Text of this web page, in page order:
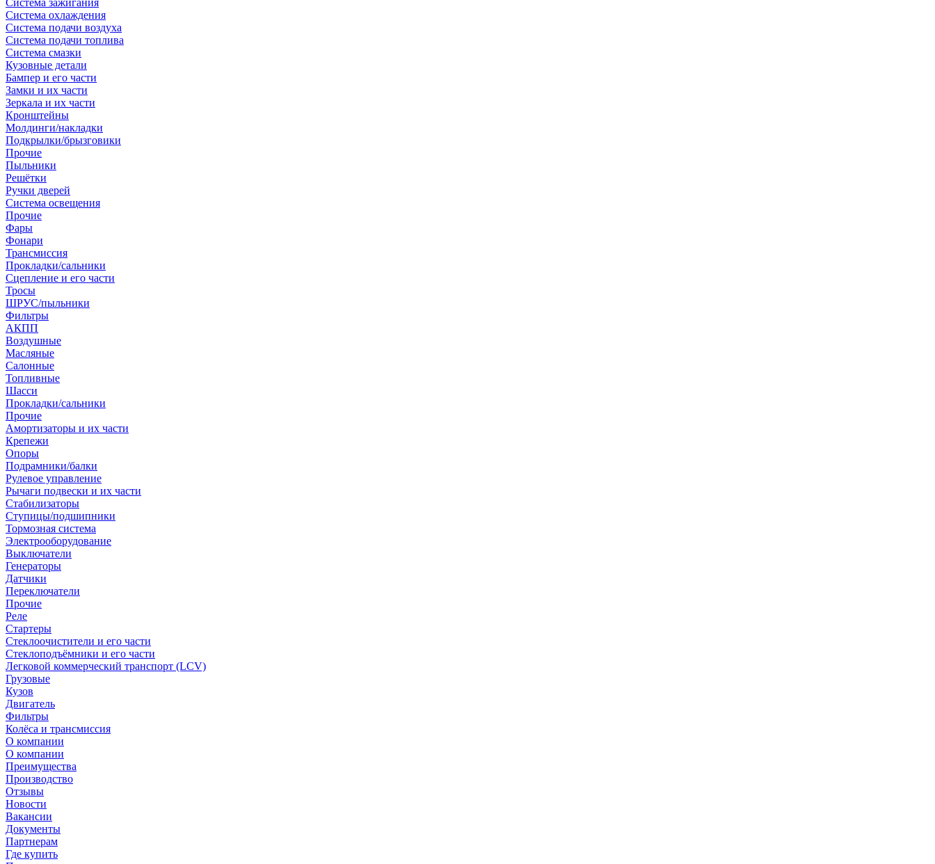
Система зажигания
Система охлаждения
Система подачи воздуха
Система подачи топлива
Система смазки
Кузовные детали
Бампер и его части
Замки и их части
Зеркала и их части
Кронштейны
Молдинги/накладки
Подкрылки/брызговики
Прочие
Пыльники
Решётки
Ручки дверей
Система освещения
Прочие
Фары
Фонари
Трансмиссия
Прокладки/сальники
Сцепление и его части
Тросы
ШРУС/пыльники
Фильтры
АКПП
Воздушные
Масляные
Салонные
Топливные
Шасси
Прокладки/сальники
Прочие
Амортизаторы и их части
Крепежи
Опоры
Подрамники/балки
Рулевое управление
Рычаги подвески и их части
Стабилизаторы
Ступицы/подшипники
Тормозная система
Электрооборудование
Выключатели
Генераторы
Датчики
Переключатели
Прочие
Реле
Стартеры
Стеклоочистители и его части
Стеклоподъёмники и его части
Легковой коммерческий транспорт (LCV)
Грузовые
Кузов
Двигатель
Фильтры
Колёса и трансмиссия
О компании
О компании
Преимущества
Производство
Отзывы
Новости
Вакансии
Документы
Партнерам
Где купить